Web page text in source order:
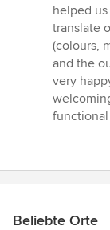
helped
translate
(colours,
and the
very
functional
Beliebte Orte